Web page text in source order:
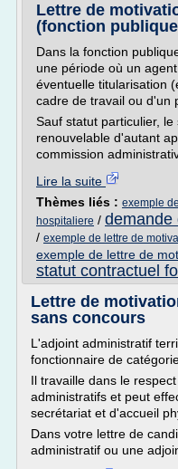
Lettre de
(fonction
Dans la fonction
une période où un
éventuelle titularisation
cadre de travail ou d'un
Sauf statut particulier,
renouvelable d'autant
commission
Lire la suite
Thèmes liés : exemple
hospitaliere / demande
/ exemple de lettre de
exemple de lettre de
statut contractuel
Lettre de
sans concours
L'adjoint administratif
fonctionnaire de
Il travaille dans le
administratifs et peut
secrétariat et d'accueil
Dans votre lettre de
administratif ou une